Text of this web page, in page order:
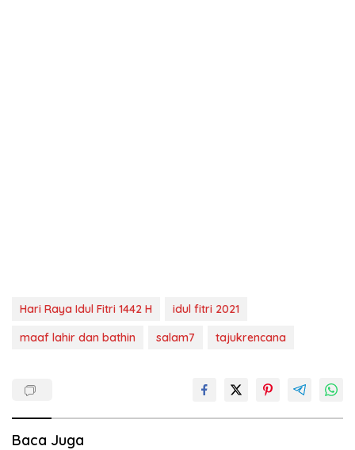
Hari Raya Idul Fitri 1442 H
idul fitri 2021
maaf lahir dan bathin
salam7 tajukrencana
Baca Juga